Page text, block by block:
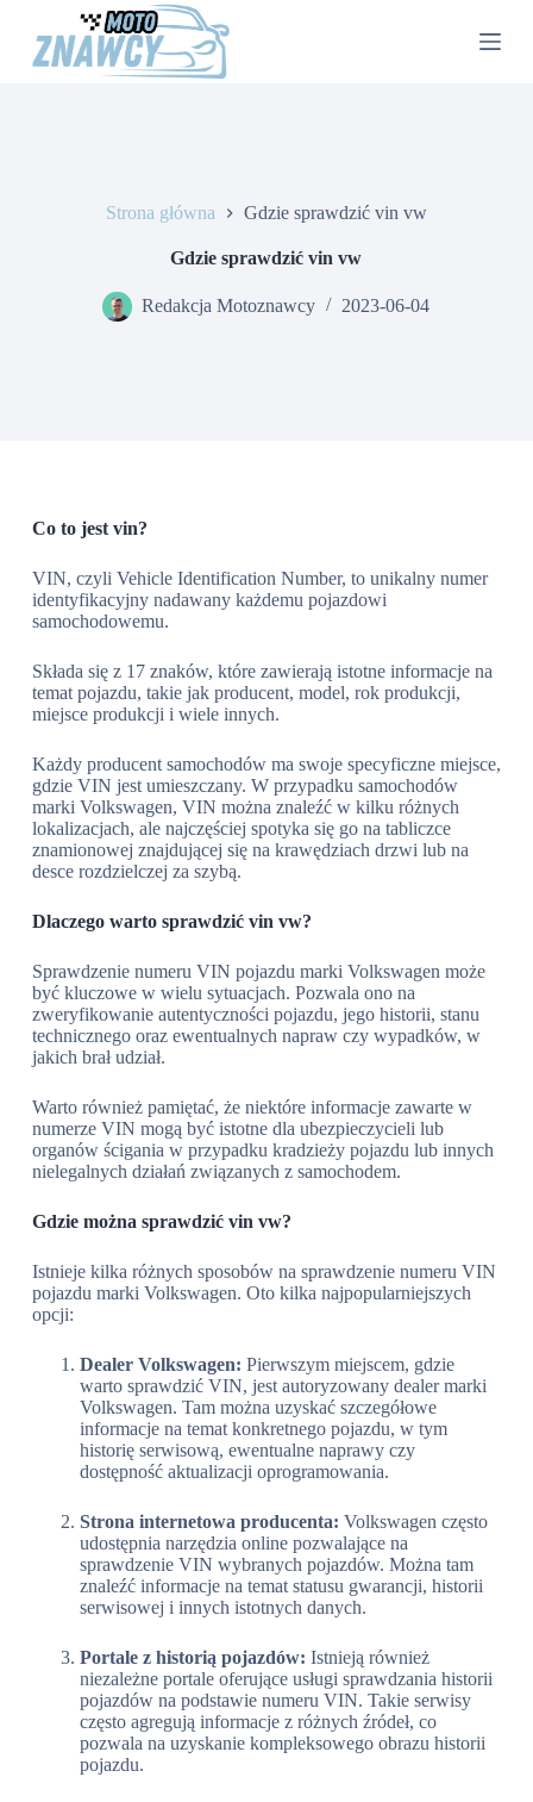
Strona główna Gdzie sprawdzić vin vw
Gdzie sprawdzić vin vw
Redakcja Motoznawcy 2023-06-04
Co to jest vin?
VIN, czyli Vehicle Identification Number, to unikalny numer
identyfikacyjny nadawany każdemu pojazdowi
samochodowemu.
Składa się z 17 znaków, które zawierają istotne informacje na
temat pojazdu, takie jak producent, model, rok produkcji,
miejsce produkcji i wiele innych.
Każdy producent samochodów ma swoje specyficzne miejsce,
gdzie VIN jest umieszczany. W przypadku samochodów
marki Volkswagen, VIN można znaleźć w kilku różnych
lokalizacjach, ale najczęściej spotyka się go na tabliczce
znamionowej znajdującej się na krawędziach drzwi lub na
desce rozdzielczej za szybą.
Dlaczego warto sprawdzić vin vw?
Sprawdzenie numeru VIN pojazdu marki Volkswagen może
być kluczowe w wielu sytuacjach. Pozwala ono na
zweryfikowanie autentyczności pojazdu, jego historii, stanu
technicznego oraz ewentualnych napraw czy wypadków, w
jakich brał udział.
Warto również pamiętać, że niektóre informacje zawarte w
numerze VIN mogą być istotne dla ubezpieczycieli lub
organów ścigania w przypadku kradzieży pojazdu lub innych
nielegalnych działań związanych z samochodem.
Gdzie można sprawdzić vin vw?
Istnieje kilka różnych sposobów na sprawdzenie numeru VIN
pojazdu marki Volkswagen. Oto kilka najpopularniejszych
opcji:
Dealer Volkswagen: Pierwszym miejscem, gdzie
warto sprawdzić VIN, jest autoryzowany dealer marki
Volkswagen. Tam można uzyskać szczegółowe
informacje na temat konkretnego pojazdu, w tym
historię serwisową, ewentualne naprawy czy
dostępność aktualizacji oprogramowania.
Strona internetowa producenta: Volkswagen często
udostępnia narzędzia online pozwalające na
sprawdzenie VIN wybranych pojazdów. Można tam
znaleźć informacje na temat statusu gwarancji, historii
serwisowej i innych istotnych danych.
Portale z historią pojazdów: Istnieją również
niezależne portale oferujące usługi sprawdzania historii
pojazdów na podstawie numeru VIN. Takie serwisy
często agregują informacje z różnych źródeł, co
pozwala na uzyskanie kompleksowego obrazu historii
pojazdu.